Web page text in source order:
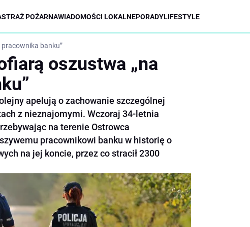
STRAŻ POŻARNAWIADOMOŚCI LOKALNEPORADYLIFESTYLE
banku”
oszustwa „na
apelują o zachowanie szczególnej
z nieznajomymi. Wczoraj 34-letnia
na terenie Ostrowca
pracownikowi banku w historię o
na jej koncie, przez co stracił 2300